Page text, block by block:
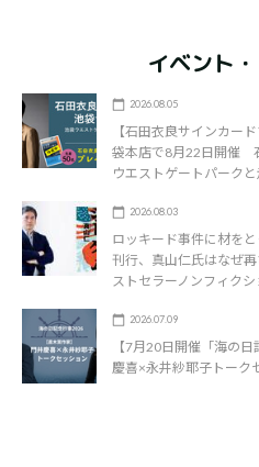
イベント
2026.08.05
【石田衣良サインカー
袋本店で8月22日開催
ウエストゲートパークと
2026.08.03
ロッキード事件に材を
刊行、真山仁氏はなぜ
ストセラーノンフィク
2026.07.09
【7月20日開催「海の
慶喜×永井紗耶子トーク